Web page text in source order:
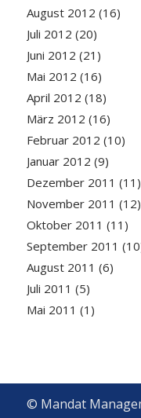
August 2012 (16)
Juli 2012 (20)
Juni 2012 (21)
Mai 2012 (16)
April 2012 (18)
März 2012 (16)
Februar 2012 (10)
Januar 2012 (9)
Dezember 2011 (11)
November 2011 (12)
Oktober 2011 (11)
September 2011
August 2011 (6)
Juli 2011 (5)
Mai 2011 (1)
© Mandat